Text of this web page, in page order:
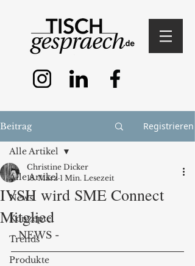
Beitrag Registrieren
Alle Artikel
News
Konzepte
Trends
Produkte
Alle Artikel
IVSH wird SME Connect
Mitglied
Christine Dicker
18. März 1 Min. Lesezeit
- NEWS -